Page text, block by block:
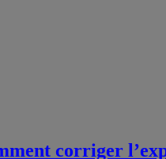
corriger